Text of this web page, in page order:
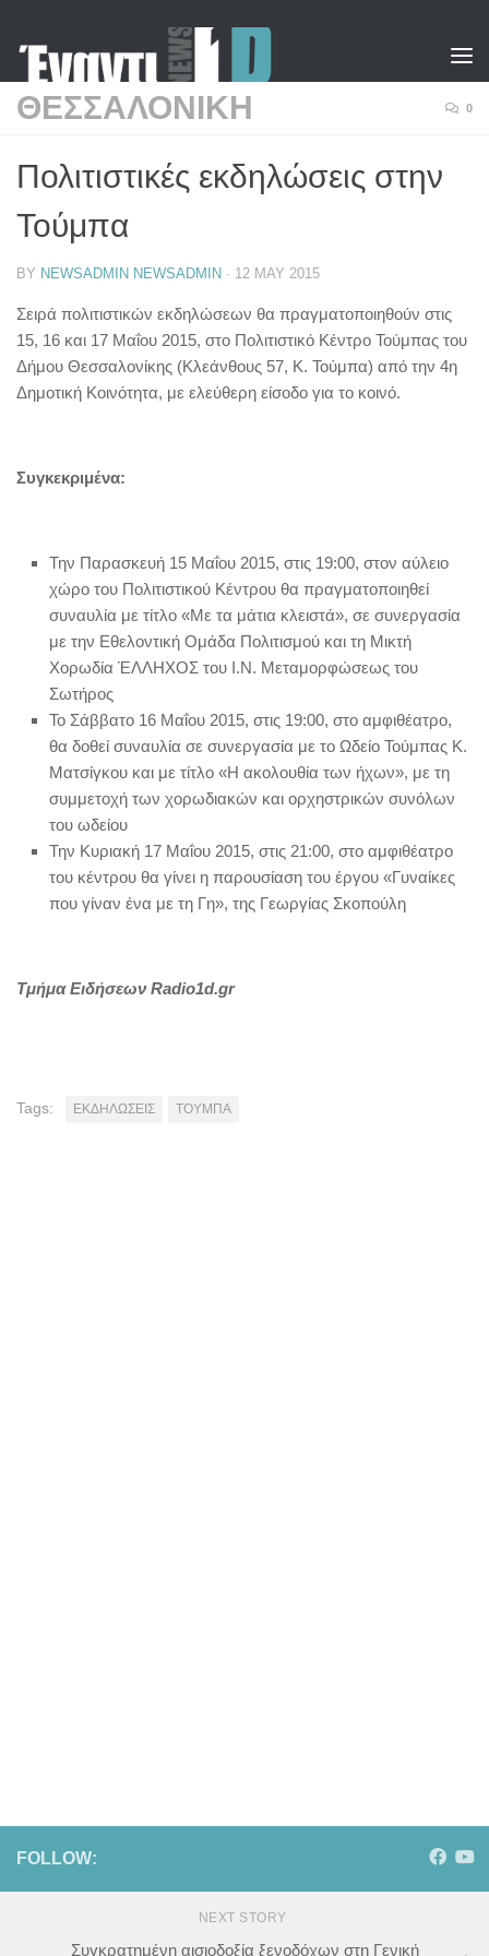
ΘΕΣΣΑΛΟΝΙΚΗ 0
Πολιτιστικές εκδηλώσεις στην
Τούμπα
BY NEWSADMIN NEWSADMIN · 12 MAY 2015
Σειρά πολιτιστικών εκδηλώσεων θα πραγματοποιηθούν στις
15, 16 και 17 Μαΐου 2015, στο Πολιτιστικό Κέντρο Τούμπας του
Δήμου Θεσσαλονίκης (Κλεάνθους 57, Κ. Τούμπα) από την 4η
Δημοτική Κοινότητα, με ελεύθερη είσοδο για το κοινό.
Συγκεκριμένα:
Την Παρασκευή 15 Μαΐου 2015, στις 19:00, στον αύλειο
χώρο του Πολιτιστικού Κέντρου θα πραγματοποιηθεί
συναυλία με τίτλο «Με τα μάτια κλειστά», σε συνεργασία
με την Εθελοντική Ομάδα Πολιτισμού και τη Μικτή
Χορωδία ΈΛΛΗΧΟΣ του Ι.Ν. Μεταμορφώσεως του
Σωτήρος
Το Σάββατο 16 Μαΐου 2015, στις 19:00, στο αμφιθέατρο,
θα δοθεί συναυλία σε συνεργασία με το Ωδείο Τούμπας Κ.
Ματσίγκου και με τίτλο «Η ακολουθία των ήχων», με τη
συμμετοχή των χορωδιακών και ορχηστρικών συνόλων
του ωδείου
Την Κυριακή 17 Μαΐου 2015, στις 21:00, στο αμφιθέατρο
του κέντρου θα γίνει η παρουσίαση του έργου «Γυναίκες
που γίναν ένα με τη Γη», της Γεωργίας Σκοπούλη
Τμήμα Ειδήσεων Radio1d.gr
Tags: ΕΚΔΗΛΩΣΕΙΣ ΤΟΥΜΠΑ
FOLLOW:
NEXT STORY
Συγκρατημένη αισιοδοξία ξενοδόχων στη Γενική